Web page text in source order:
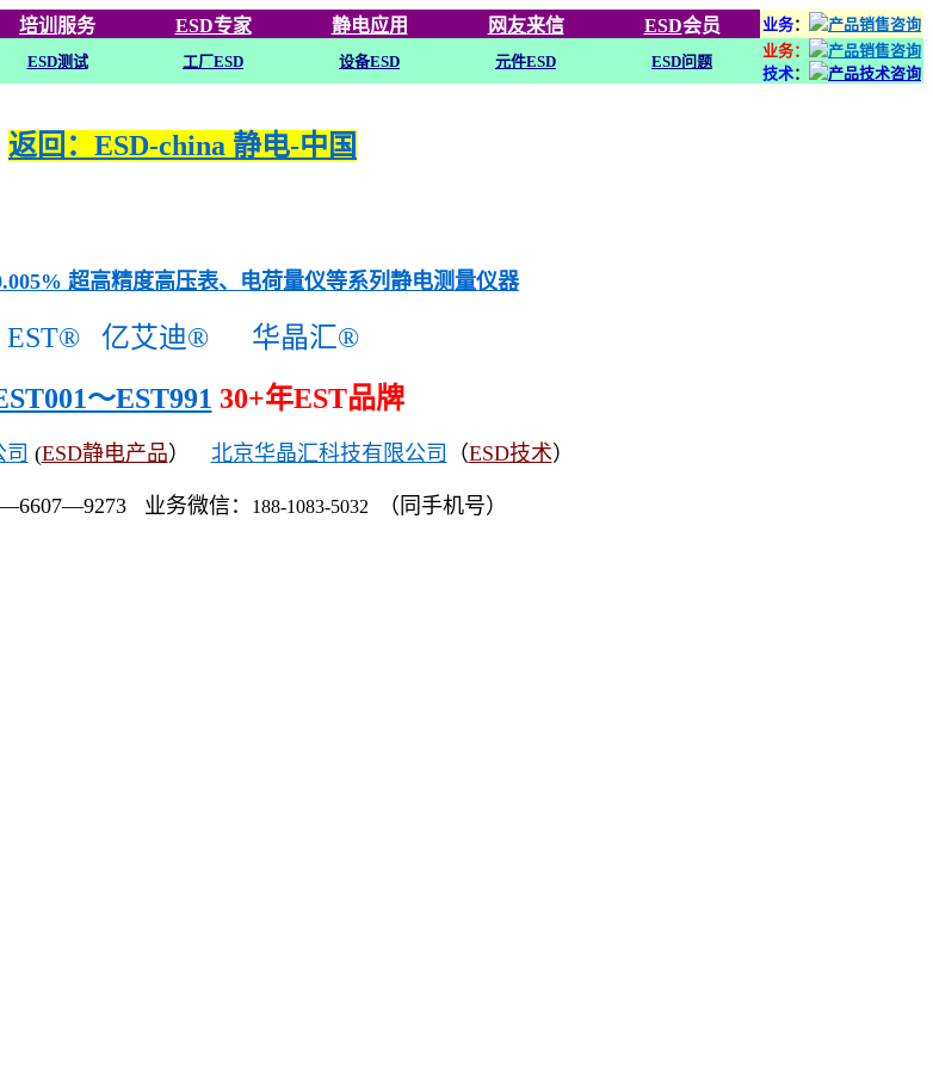
培训 服务 ESD专家 静电应用 网友来信 ESD会员 业务：
ESD测试 工厂ESD 设备ESD 元件ESD ESD问题
业务：
技术：
返回：ESD-china 静电-中国
超高精度高压表、电荷量仪等系列静电测量仪器
EST® 亿艾迪®
华晶汇®
～EST991 30+年EST品牌
(ESD静电产品） 北京华晶汇科技有限公司 （ESD技术）
业务微信： 188-1083-5032 （同手机号）